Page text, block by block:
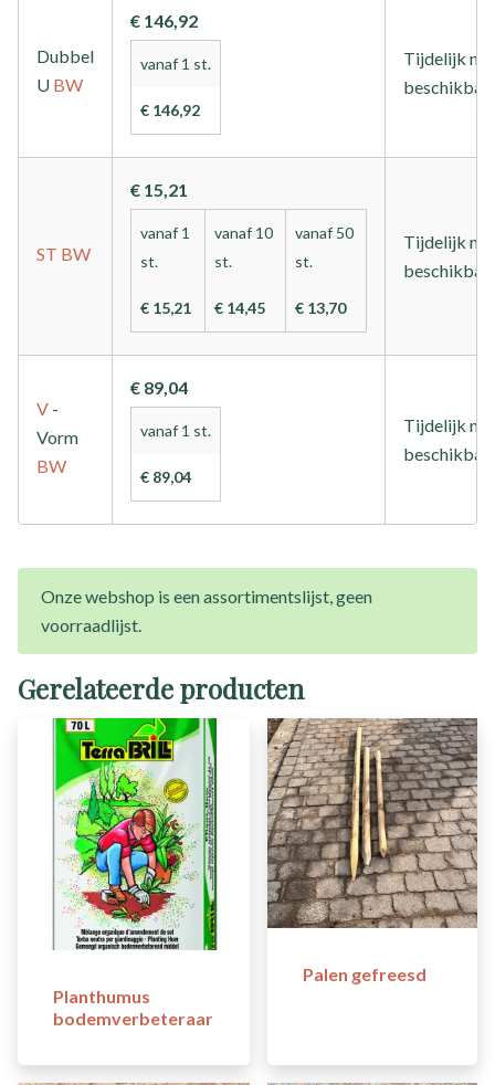
Dubbel
U BW
€ 146,92
vanaf 1 st.
€ 146,92
Tijdelijk
ST BW
€ 15,21
vanaf 1
st.
€ 15,21
vanaf 10
st.
€ 14,45
vanaf 50
st.
€ 13,70
Tijdelijk
V -
Vorm
BW
€ 89,04
vanaf 1 st.
€ 89,04
Tijdelijk
Onze webshop is een assortimentslijst, geen
voorraadlijst.
Gerelateerde producten
Planthumus
bodemverbeteraar
Palen gefreesd